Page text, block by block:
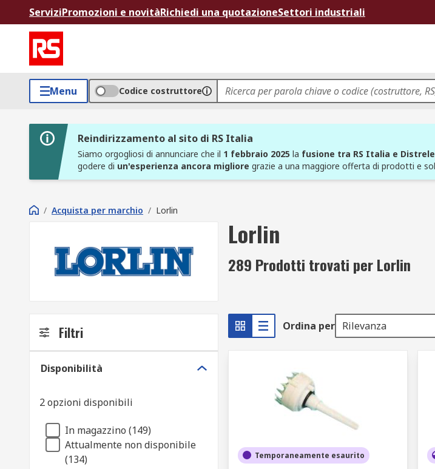
ServiziPromozioni e novitàRichiedi una quotazioneSettori industriali
Menu Codice costruttore
Reindirizzamento al sito di RS Italia
Siamo orgogliosi di annunciare che il 1 febbraio 2025 la fusione tra RS Italia e
godere di un'esperienza ancora migliore grazie a una maggiore offerta di prodotti e
/ Acquista per marchio / Lorlin
Lorlin
289 Prodotti trovati per Lorlin
Filtri
Disponibilità
2 opzioni disponibili
In magazzino (149)
Attualmente non disponibile
(134)
Ordina per Rilevanza
Temporaneamente esaurito